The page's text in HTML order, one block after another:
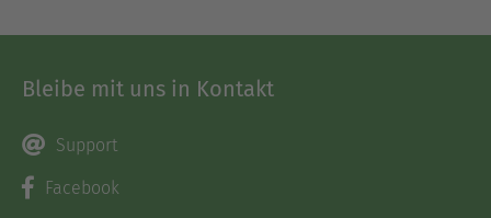
Bleibe mit uns in Kontakt
Support
Facebook